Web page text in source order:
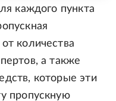
каждого пункта
количества
а также
которые эти
пропускную